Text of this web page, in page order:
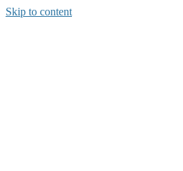
Skip to content